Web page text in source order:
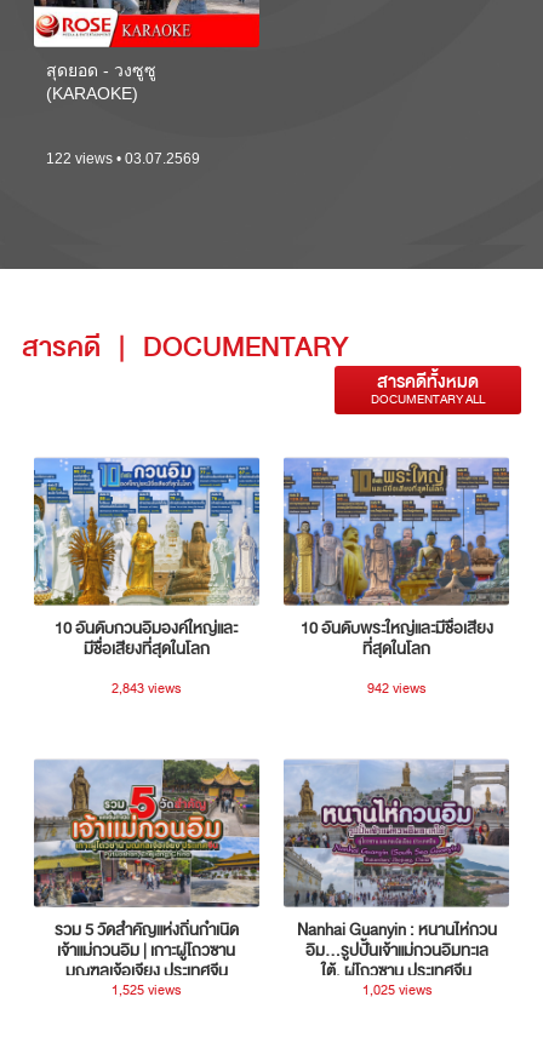
สุดยอด - วงซูซู
(KARAOKE)
122 views • 03.07.2569
สารคดี | DOCUMENTARY
สารคดีทั้งหมด
DOCUMENTARY ALL
10 อันดับกวนอิมองค์ใหญ่และ
มีชื่อเสียงที่สุดในโลก
2,843 views
10 อันดับพระใหญ่และมีชื่อเสียง
ที่สุดในโลก
942 views
รวม 5 วัดสำคัญแห่งถิ่นกำเนิด
เจ้าแม่กวนอิม | เกาะผู่โถวซาน
มณฑลเจ้อเจียง ประเทศจีน
1,525 views
Nanhai Guanyin : หนานไห่กวน
อิม...รูปปั้นเจ้าแม่กวนอิมทะเล
ใต้, ผู่โถวซาน ประเทศจีน
1,025 views